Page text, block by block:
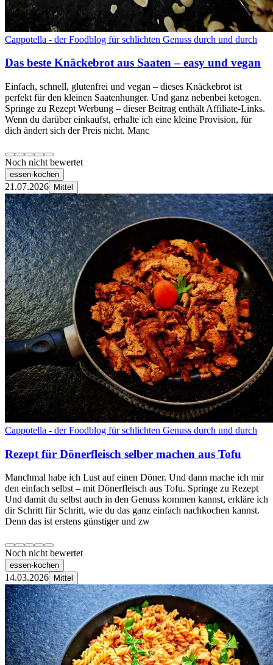
Cappotella - der Foodblog für schlichten Genuss durch und durch
Das beste Knäckebrot aus Saaten – easy und vegan
Einfach, schnell, glutenfrei und vegan – dieses Knäckebrot ist
perfekt für den kleinen Saatenhunger. Und ganz nebenbei ketogen.
Springe zu Rezept Werbung – dieser Beitrag enthält Affiliate-Links.
Wenn du darüber einkaufst, erhalte ich eine kleine Provision, für
dich ändert sich der Preis nicht. Manc
Noch nicht bewertet
essen-kochen
21.07.2026 Mittel
Cappotella - der Foodblog für schlichten Genuss durch und durch
Rezept für Dönerfleisch selber machen aus Tofu
Manchmal habe ich Lust auf einen Döner. Und dann mache ich mir
den einfach selbst – mit Dönerfleisch aus Tofu. Springe zu Rezept
Und damit du selbst auch in den Genuss kommen kannst, erkläre ich
dir Schritt für Schritt, wie du das ganz einfach nachkochen kannst.
Denn das ist erstens günstiger und zw
Noch nicht bewertet
essen-kochen
14.03.2026 Mittel